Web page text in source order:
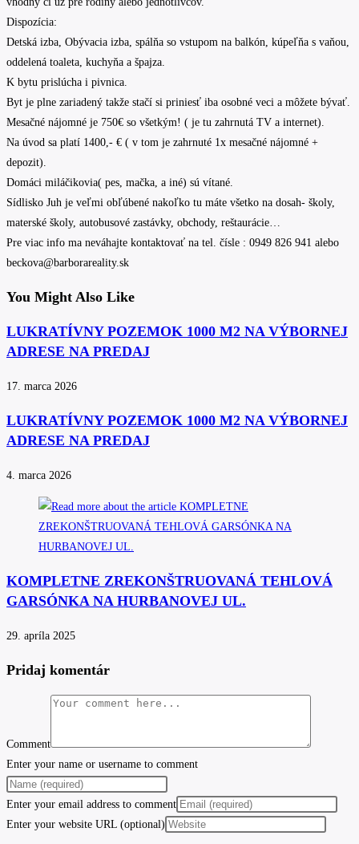
Dispozícia:
Detská izba, Obývacia izba, spálňa so vstupom na balkón, kúpeľňa s vaňou,
oddelená toaleta, kuchyňa a špajza.
K bytu prislúcha i pivnica.
Byt je plne zariadený takže stačí si priniesť iba osobné veci a môžete bývať.
Mesačné nájomné je 750€ so všetkým! ( je tu zahrnutá TV a internet).
Na úvod sa platí 1400,- € ( v tom je zahrnuté 1x mesačné nájomné +
depozit).
Domáci miláčikovia( pes, mačka, a iné) sú vítané.
Sídlisko Juh je veľmi obľúbené nakoľko tu máte všetko na dosah- školy,
materské školy, autobusové zastávky, obchody, reštaurácie…
Pre viac info ma neváhajte kontaktovať na tel. čísle : 0949 826 941 alebo
beckova@barborareality.sk
You Might Also Like
LUKRATÍVNY POZEMOK 1000 M2 NA VÝBORNEJ
ADRESE NA PREDAJ
17. marca 2026
LUKRATÍVNY POZEMOK 1000 M2 NA VÝBORNEJ
ADRESE NA PREDAJ
4. marca 2026
KOMPLETNE ZREKONŠTRUOVANÁ TEHLOVÁ
GARSÓNKA NA HURBANOVEJ UL.
29. apríla 2025
Pridaj komentár
Comment
Enter your name or username to comment
Enter your email address to comment
Enter your website URL (optional)